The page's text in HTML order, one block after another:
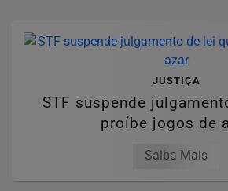
JUSTIÇA
STF suspende
proíbe jogos de
Saiba Mais